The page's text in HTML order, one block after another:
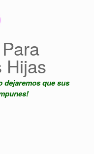
Hijas
dejaremos que sus